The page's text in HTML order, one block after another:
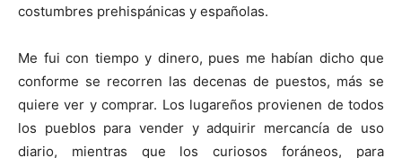
costumbres prehispánicas y españolas.
Me fui con tiempo y dinero, pues me habían dicho que
conforme se recorren las decenas de puestos, más se
quiere ver y comprar. Los lugareños provienen de todos
los pueblos para vender y adquirir mercancía de uso
diario, mientras que los curiosos foráneos, para